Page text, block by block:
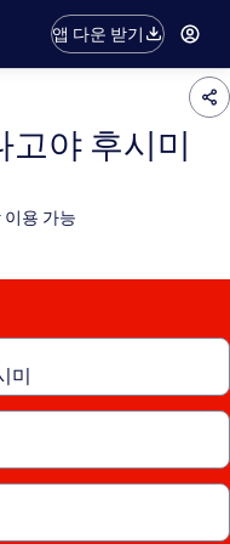
앱 다운 받기
고야 후시미
용 가능